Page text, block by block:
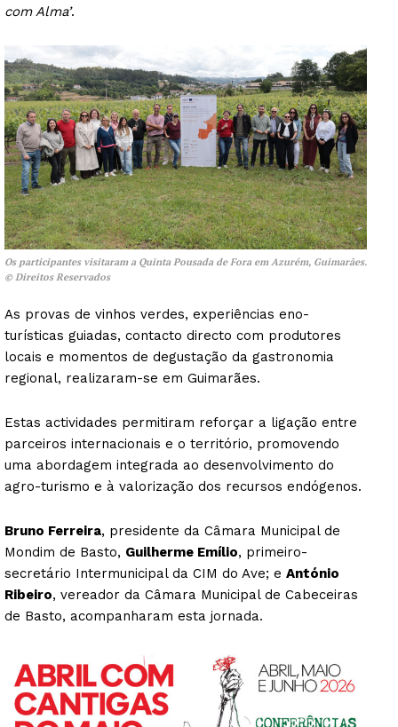
com Alma’.
Os participantes visitaram a Quinta Pousada de Fora em Azurém, Guimarães.
© Direitos Reservados
As provas de vinhos verdes, experiências eno-
turísticas guiadas, contacto directo com produtores
locais e momentos de degustação da gastronomia
regional, realizaram-se em Guimarães.
Estas actividades permitiram reforçar a ligação entre
parceiros internacionais e o território, promovendo
uma abordagem integrada ao desenvolvimento do
agro-turismo e à valorização dos recursos endógenos.
Bruno Ferreira, presidente da Câmara Municipal de
Mondim de Basto, Guilherme Emílio, primeiro-
secretário Intermunicipal da CIM do Ave; e António
Ribeiro, vereador da Câmara Municipal de Cabeceiras
de Basto, acompanharam esta jornada.